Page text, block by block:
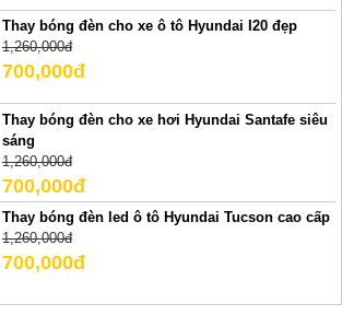
Thay bóng đèn cho xe ô tô Hyundai I20 đẹp
1,260,000đ
700,000đ
Thay bóng đèn cho xe hơi Hyundai Santafe siêu
sáng
1,260,000đ
700,000đ
Thay bóng đèn led ô tô Hyundai Tucson cao cấp
1,260,000đ
700,000đ